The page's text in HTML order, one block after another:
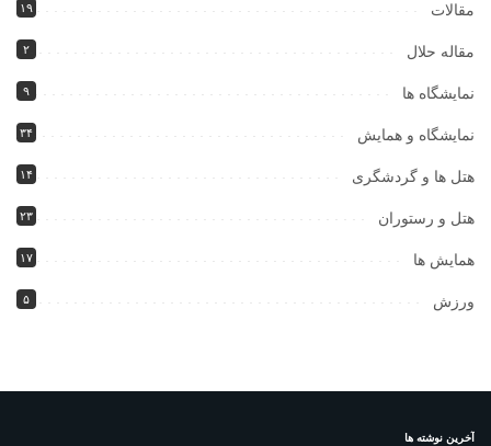
مقالات ۱۹
مقاله حلال ۲
نمایشگاه ها ۹
نمایشگاه و همایش ۳۴
هتل ها و گردشگری ۱۴
هتل و رستوران ۲۳
همایش ها ۱۷
ورزش ۵
آخرین نوشته ها